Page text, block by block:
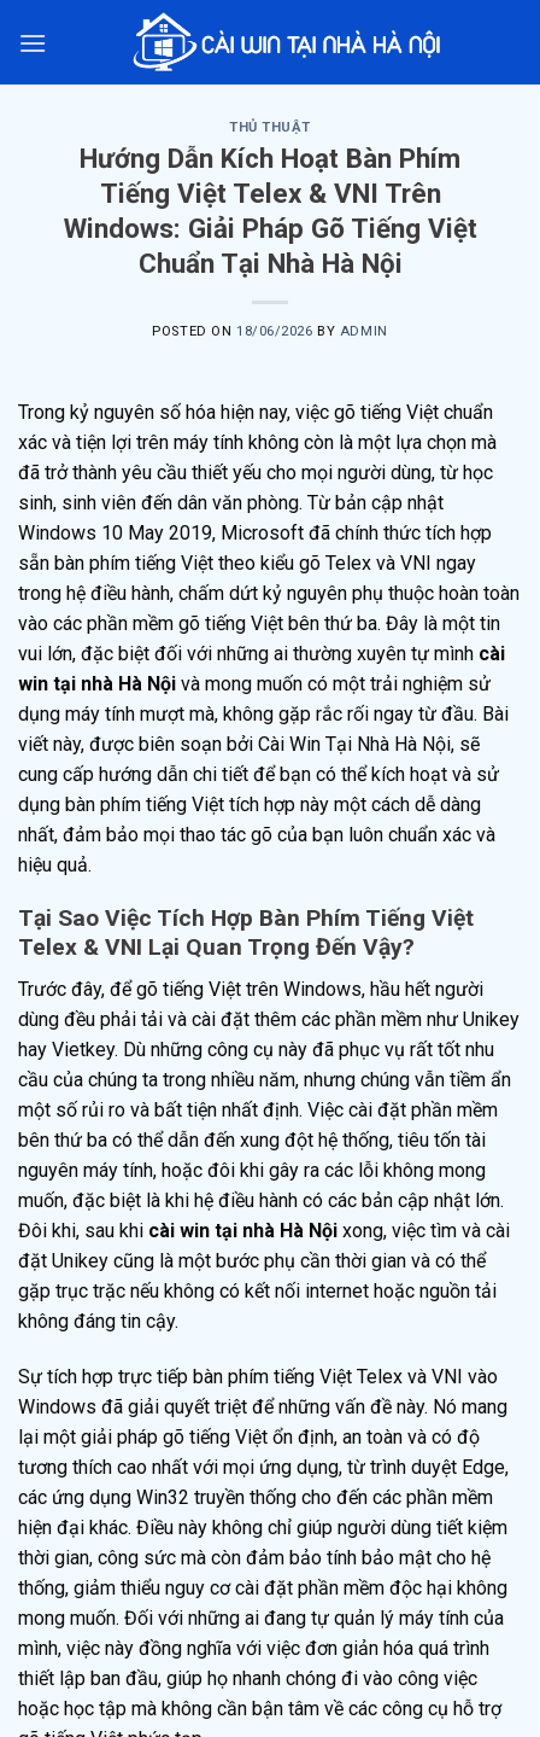
THỦ THUẬT
Hướng Dẫn Kích Hoạt Bàn Phím
Tiếng Việt Telex & VNI Trên
Windows: Giải Pháp Gõ Tiếng Việt
Chuẩn Tại Nhà Hà Nội
POSTED ON 18/06/2026 BY ADMIN
Trong kỷ nguyên số hóa hiện nay, việc gõ tiếng Việt chuẩn
xác và tiện lợi trên máy tính không còn là một lựa chọn mà
đã trở thành yêu cầu thiết yếu cho mọi người dùng, từ học
sinh, sinh viên đến dân văn phòng. Từ bản cập nhật
Windows 10 May 2019, Microsoft đã chính thức tích hợp
sẵn bàn phím tiếng Việt theo kiểu gõ Telex và VNI ngay
trong hệ điều hành, chấm dứt kỷ nguyên phụ thuộc hoàn toàn
vào các phần mềm gõ tiếng Việt bên thứ ba. Đây là một tin
vui lớn, đặc biệt đối với những ai thường xuyên tự mình cài
win tại nhà Hà Nội và mong muốn có một trải nghiệm sử
dụng máy tính mượt mà, không gặp rắc rối ngay từ đầu. Bài
viết này, được biên soạn bởi Cài Win Tại Nhà Hà Nội, sẽ
cung cấp hướng dẫn chi tiết để bạn có thể kích hoạt và sử
dụng bàn phím tiếng Việt tích hợp này một cách dễ dàng
nhất, đảm bảo mọi thao tác gõ của bạn luôn chuẩn xác và
hiệu quả.
Tại Sao Việc Tích Hợp Bàn Phím Tiếng Việt
Telex & VNI Lại Quan Trọng Đến Vậy?
Trước đây, để gõ tiếng Việt trên Windows, hầu hết người
dùng đều phải tải và cài đặt thêm các phần mềm như Unikey
hay Vietkey. Dù những công cụ này đã phục vụ rất tốt nhu
cầu của chúng ta trong nhiều năm, nhưng chúng vẫn tiềm ẩn
một số rủi ro và bất tiện nhất định. Việc cài đặt phần mềm
bên thứ ba có thể dẫn đến xung đột hệ thống, tiêu tốn tài
nguyên máy tính, hoặc đôi khi gây ra các lỗi không mong
muốn, đặc biệt là khi hệ điều hành có các bản cập nhật lớn.
Đôi khi, sau khi cài win tại nhà Hà Nội xong, việc tìm và cài
đặt Unikey cũng là một bước phụ cần thời gian và có thể
gặp trục trặc nếu không có kết nối internet hoặc nguồn tải
không đáng tin cậy.
Sự tích hợp trực tiếp bàn phím tiếng Việt Telex và VNI vào
Windows đã giải quyết triệt để những vấn đề này. Nó mang
lại một giải pháp gõ tiếng Việt ổn định, an toàn và có độ
tương thích cao nhất với mọi ứng dụng, từ trình duyệt Edge,
các ứng dụng Win32 truyền thống cho đến các phần mềm
hiện đại khác. Điều này không chỉ giúp người dùng tiết kiệm
thời gian, công sức mà còn đảm bảo tính bảo mật cho hệ
thống, giảm thiểu nguy cơ cài đặt phần mềm độc hại không
mong muốn. Đối với những ai đang tự quản lý máy tính của
mình, việc này đồng nghĩa với việc đơn giản hóa quá trình
thiết lập ban đầu, giúp họ nhanh chóng đi vào công việc
hoặc học tập mà không cần bận tâm về các công cụ hỗ trợ